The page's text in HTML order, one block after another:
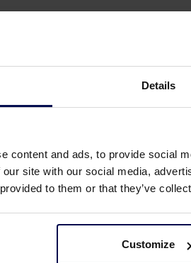
Details
content and ads, to provide social
site with our social media,
to them or that they’ve
Customize
subterráneo, los transporta
y parada
criba.
arena
caída en el suelo del
antes de la criba.
material pesado sin romperse